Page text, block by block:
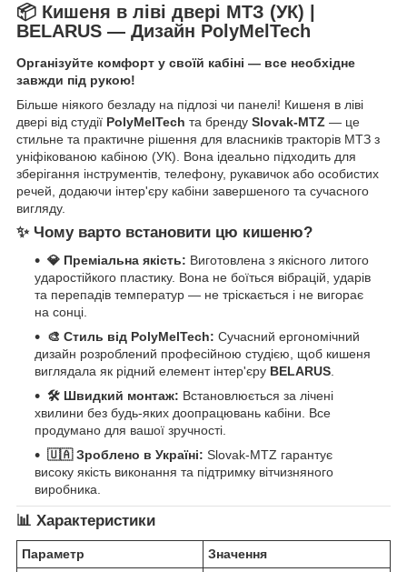
📦 Кишеня в ліві двері МТЗ (УК) |
BELARUS — Дизайн PolyMelTech
Організуйте комфорт у своїй кабіні — все необхідне
завжди під рукою!
Більше ніякого безладу на підлозі чи панелі! Кишеня в ліві
двері від студії PolyMelTech та бренду Slovak-MTZ — це
стильне та практичне рішення для власників тракторів МТЗ з
уніфікованою кабіною (УК). Вона ідеально підходить для
зберігання інструментів, телефону, рукавичок або особистих
речей, додаючи інтер'єру кабіни завершеного та сучасного
вигляду.
✨ Чому варто встановити цю кишеню?
💎 Преміальна якість: Виготовлена з якісного литого
ударостійкого пластику. Вона не боїться вібрацій, ударів
та перепадів температур — не тріскається і не вигорає
на сонці.
🎨 Стиль від PolyMelTech: Сучасний ергономічний
дизайн розроблений професійною студією, щоб кишеня
виглядала як рідний елемент інтер'єру BELARUS.
🛠️ Швидкий монтаж: Встановлюється за лічені
хвилини без будь-яких доопрацювань кабіни. Все
продумано для вашої зручності.
🇺🇦 Зроблено в Україні: Slovak-MTZ гарантує
високу якість виконання та підтримку вітчизняного
виробника.
📊 Характеристики
Параметр
Значення